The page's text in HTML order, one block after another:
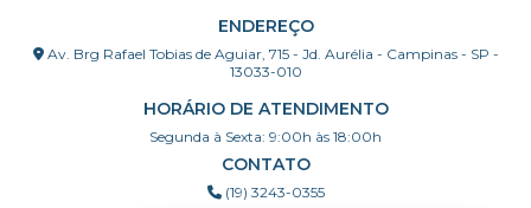
ENDEREÇO
Av. Brg Rafael Tobias de Aguiar, 715 - Jd. Aurélia - Campinas - SP -
13033-010
HORÁRIO DE ATENDIMENTO
Segunda à Sexta: 9:00h às 18:00h
CONTATO
(19) 3243-0355